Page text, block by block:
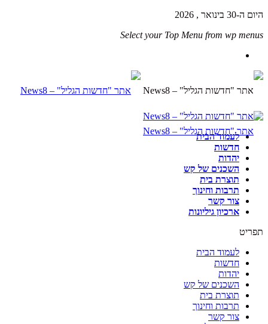
היום ה-30 בינואר , 2026
Select your Top Menu from wp menus
לעמוד הבית
חדשות
יהדות
השכנים של קש
תוצרת בית
תרבות וחינוך
צור קשר
ארכיון גיליונות
תפריט
לעמוד הבית
חדשות
יהדות
השכנים של קש
תוצרת בית
תרבות וחינוך
צור קשר